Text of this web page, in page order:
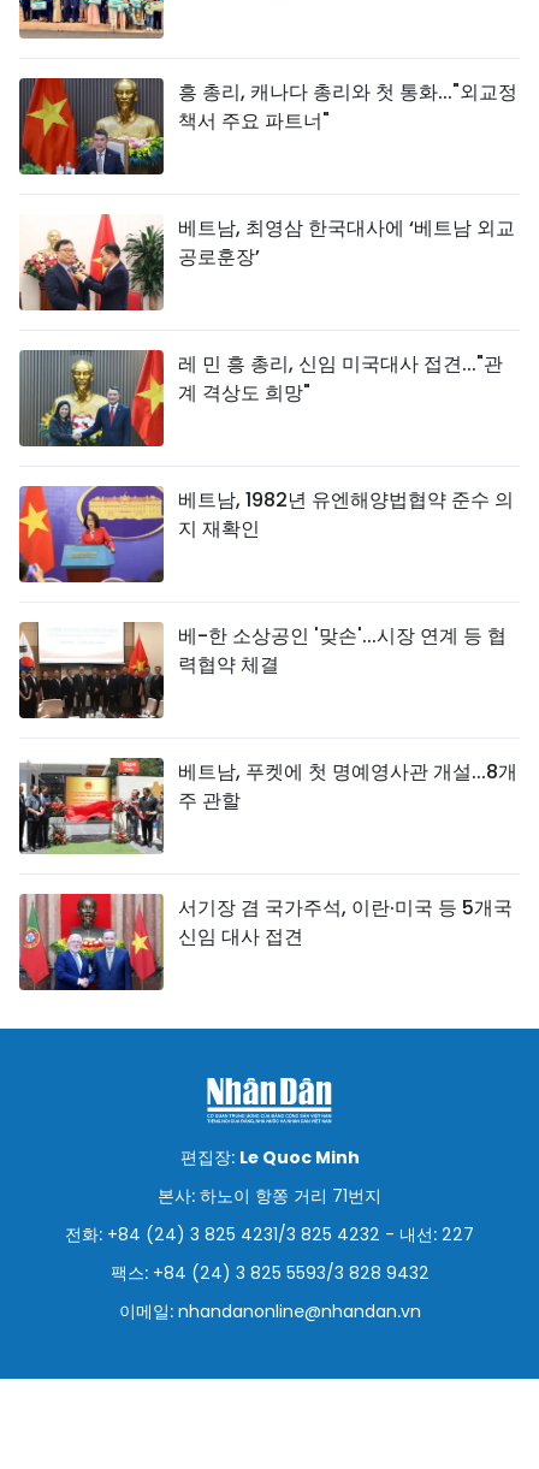
흥 총리, 캐나다 총리와 첫 통화..."외교정
책서 주요 파트너"
베트남, 최영삼 한국대사에 ‘베트남 외교
공로훈장’
레 민 흥 총리, 신임 미국대사 접견..."관
계 격상도 희망"
베트남, 1982년 유엔해양법협약 준수 의
지 재확인
베-한 소상공인 '맞손'...시장 연계 등 협
력협약 체결
베트남, 푸켓에 첫 명예영사관 개설...8개
주 관할
서기장 겸 국가주석, 이란·미국 등 5개국
신임 대사 접견
편집장: Le Quoc Minh
본사: 하노이 항쫑 거리 71번지
전화: +84 (24) 3 825 4231/3 825 4232 - 내선: 227
팩스: +84 (24) 3 825 5593/3 828 9432
이메일: nhandanonline@nhandan.vn